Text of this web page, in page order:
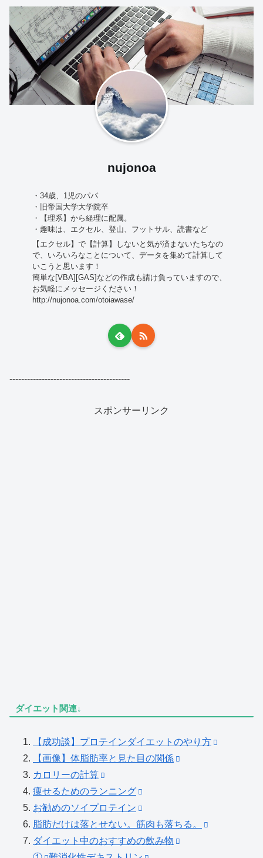
nujonoa
・34歳、1児のパパ
・旧帝国大学大学院卒
・【理系】から経理に配属。
・趣味は、エクセル、登山、フットサル、読書など
【エクセル】で【計算】しないと気が済まないたちなの
で、いろいろなことについて、データを集めて計算して
いこうと思います！
簡単な[VBA][GAS]などの作成も請け負っていますので、
お気軽にメッセージください！
http://nujonoa.com/otoiawase/
-----------------------------------------
スポンサーリンク
ダイエット関連↓
【成功談】プロテインダイエットのやり方
【画像】体脂肪率と見た目の関係
カロリーの計算
痩せるためのランニング
お勧めのソイプロテイン
脂肪だけは落とせない。筋肉も落ちる。
ダイエット中のおすすめの飲み物